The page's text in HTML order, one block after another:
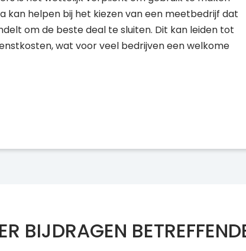
kan helpen bij het kiezen van een meetbedrijf dat
om de beste deal te sluiten. Dit kan leiden tot
wat voor veel bedrijven een welkome
BIJDRAGEN